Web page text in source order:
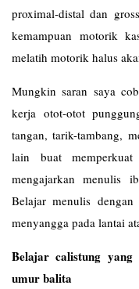
proximal-distal dan
kemampuan motorik
melatih motorik halus
Mungkin saran saya
kerja otot-otot
tangan, tarik-tambang,
lain buat
mengajarkan menulis
Belajar menulis
menyangga pada lantai
Belajar calistung
umur balita